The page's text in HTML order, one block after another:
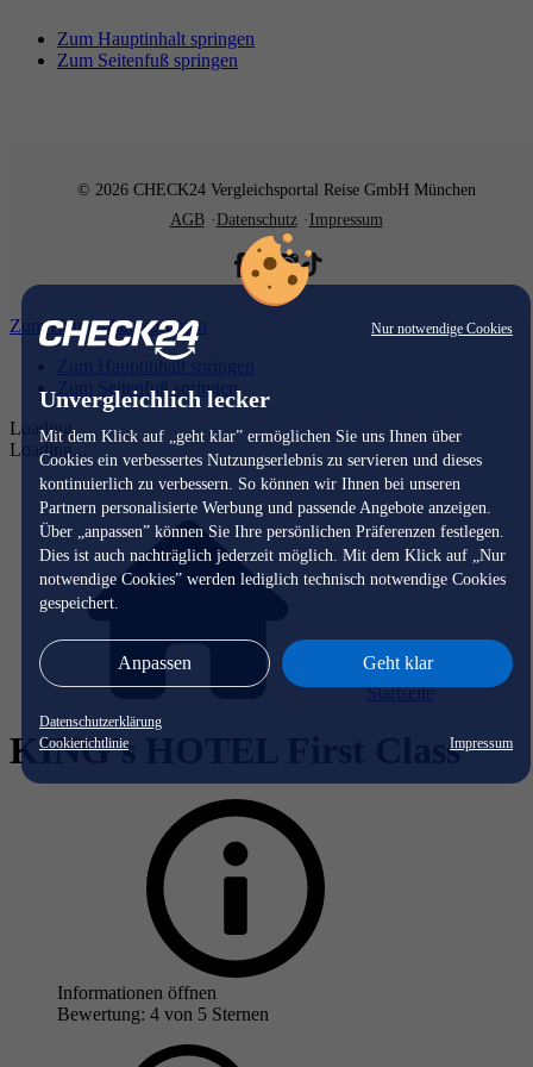
Nur notwendige Cookies
Unvergleichlich lecker
Mit dem Klick auf „geht klar” ermöglichen Sie uns Ihnen über
Cookies ein verbessertes Nutzungserlebnis zu servieren und dieses
kontinuierlich zu verbessern. So können wir Ihnen bei unseren
Partnern personalisierte Werbung und passende Angebote anzeigen.
Über „anpassen” können Sie Ihre persönlichen Präferenzen festlegen.
Dies ist auch nachträglich jederzeit möglich. Mit dem Klick auf „Nur
notwendige Cookies” werden lediglich technisch notwendige Cookies
gespeichert.
Anpassen Geht klar
Datenschutzerklärung
Cookierichtlinie
Impressum
Zum Hauptinhalt springen
Zum Seitenfuß springen
© 2026 CHECK24 Vergleichsportal Reise GmbH München
AGB
Datenschutz Impressum
Zum Hauptinhalt springen
Zum Hauptinhalt springen
Zum Seitenfuß springen
Loading...
Loading...
Startseite
KING's HOTEL First Class
Informationen öffnen
Bewertung: 4 von 5 Sternen